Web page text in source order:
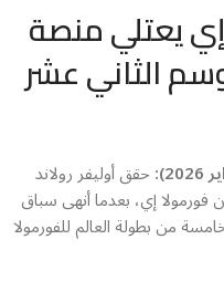
يعتلي منصة
الثاني عشر
حقق أوليفر رولاند
فورمولا إي، بعدما أنهى سباق
من بطولة العالم للفورمولا